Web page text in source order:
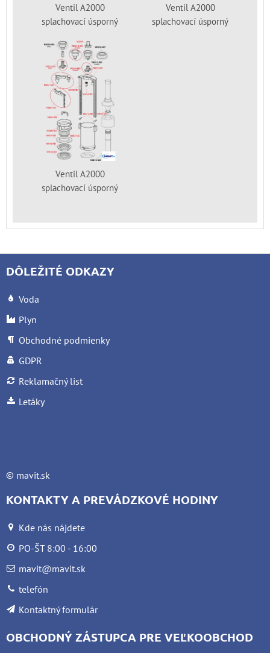
Ventil A2000
splachovací úsporný
Ventil A2000
splachovací úsporný
Ventil A2000
splachovací úsporný
DÔLEŽITÉ ODKAZY
Voda
Plyn
Obchodné podmienky
GDPR
Reklamačný list
Letáky
© mavit.sk
KONTAKTY A PREVÁDZKOVÉ HODINY
Kde nás nájdete
PO-ŠT 8:00 - 16:00
mavit@mavit.sk
telefón
Kontaktný formulár
OBCHODNÝ ZÁSTUPCA PRE VEĽKOOBCHOD